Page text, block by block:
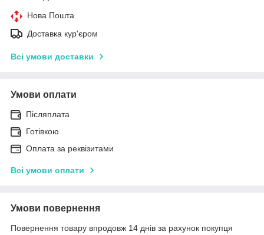
Нова Пошта
Доставка кур'єром
Всі умови доставки
Умови оплати
Післяплата
Готівкою
Оплата за реквізитами
Всі умови оплати
Умови повернення
Повернення товару впродовж 14 днів за рахунок покупця